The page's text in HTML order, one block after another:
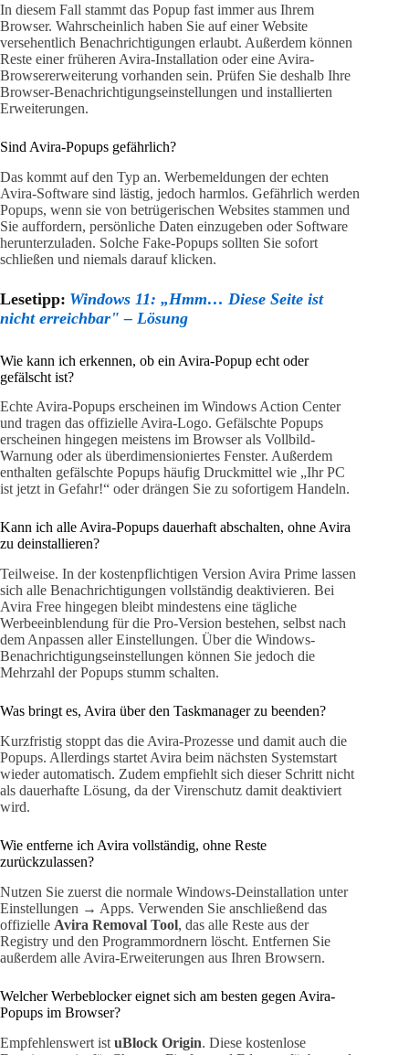
In diesem Fall stammt das Popup fast immer aus Ihrem
Browser. Wahrscheinlich haben Sie auf einer Website
versehentlich Benachrichtigungen erlaubt. Außerdem können
Reste einer früheren Avira-Installation oder eine Avira-
Browsererweiterung vorhanden sein. Prüfen Sie deshalb Ihre
Browser-Benachrichtigungseinstellungen und installierten
Erweiterungen.
Sind Avira-Popups gefährlich?
Das kommt auf den Typ an. Werbemeldungen der echten
Avira-Software sind lästig, jedoch harmlos. Gefährlich werden
Popups, wenn sie von betrügerischen Websites stammen und
Sie auffordern, persönliche Daten einzugeben oder Software
herunterzuladen. Solche Fake-Popups sollten Sie sofort
schließen und niemals darauf klicken.
Lesetipp: Windows 11: „Hmm… Diese Seite ist
nicht erreichbar" – Lösung
Wie kann ich erkennen, ob ein Avira-Popup echt oder
gefälscht ist?
Echte Avira-Popups erscheinen im Windows Action Center
und tragen das offizielle Avira-Logo. Gefälschte Popups
erscheinen hingegen meistens im Browser als Vollbild-
Warnung oder als überdimensioniertes Fenster. Außerdem
enthalten gefälschte Popups häufig Druckmittel wie „Ihr PC
ist jetzt in Gefahr!“ oder drängen Sie zu sofortigem Handeln.
Kann ich alle Avira-Popups dauerhaft abschalten, ohne Avira
zu deinstallieren?
Teilweise. In der kostenpflichtigen Version Avira Prime lassen
sich alle Benachrichtigungen vollständig deaktivieren. Bei
Avira Free hingegen bleibt mindestens eine tägliche
Werbeeinblendung für die Pro-Version bestehen, selbst nach
dem Anpassen aller Einstellungen. Über die Windows-
Benachrichtigungseinstellungen können Sie jedoch die
Mehrzahl der Popups stumm schalten.
Was bringt es, Avira über den Taskmanager zu beenden?
Kurzfristig stoppt das die Avira-Prozesse und damit auch die
Popups. Allerdings startet Avira beim nächsten Systemstart
wieder automatisch. Zudem empfiehlt sich dieser Schritt nicht
als dauerhafte Lösung, da der Virenschutz damit deaktiviert
wird.
Wie entferne ich Avira vollständig, ohne Reste
zurückzulassen?
Nutzen Sie zuerst die normale Windows-Deinstallation unter
Einstellungen → Apps. Verwenden Sie anschließend das
offizielle Avira Removal Tool, das alle Reste aus der
Registry und den Programmordnern löscht. Entfernen Sie
außerdem alle Avira-Erweiterungen aus Ihren Browsern.
Welcher Werbeblocker eignet sich am besten gegen Avira-
Popups im Browser?
Empfehlenswert ist uBlock Origin. Diese kostenlose